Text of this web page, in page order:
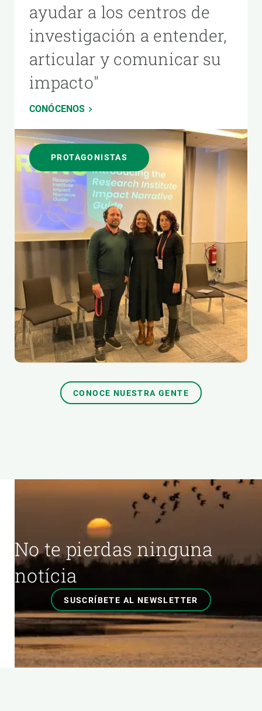
ayudar a los centros de
investigación a entender,
articular y comunicar su
impacto"
CONÓCENOS
PROTAGONISTAS
CONOCE NUESTRA GENTE
No te pierdas ninguna
notícia
SUSCRÍBETE AL NEWSLETTER